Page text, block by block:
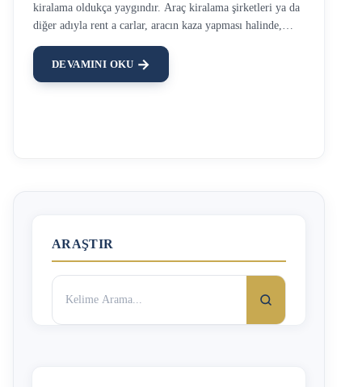
kiralama oldukça yaygındır. Araç kiralama şirketleri ya da
diğer adıyla rent a carlar, aracın kaza yapması halinde,
bulunmaktadır. Peki bu talep ne kadar haklı? Bu sorunun
cevabı araç kiralama sözleşmesinin içeriği, aracın kaskolu
DEVAMINI OKU
ARAŞTIR
Arama: